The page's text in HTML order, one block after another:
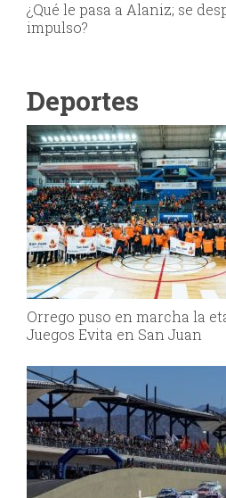
¿Qué le pasa a Alaniz; se
impulso?
Deportes
Orrego puso en marcha la
Juegos Evita en San Juan